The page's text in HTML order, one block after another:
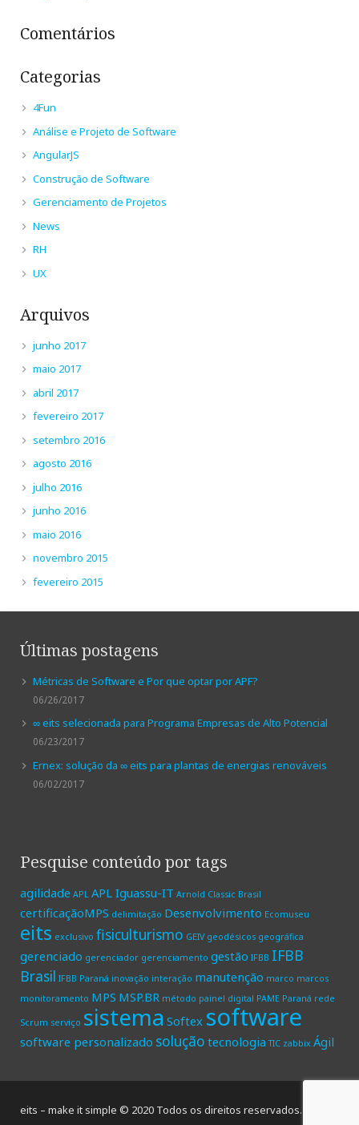
Comentários
Categorias
4Fun
Análise e Projeto de Software
AngularJS
Construção de Software
Gerenciamento de Projetos
News
RH
UX
Arquivos
junho 2017
maio 2017
abril 2017
fevereiro 2017
setembro 2016
agosto 2016
julho 2016
junho 2016
maio 2016
novembro 2015
fevereiro 2015
Últimas postagens
Métricas de Software e Por que optar por APF?
06/26/2017
∞ eits selecionada para Programa Empresas de Alto Potencial
06/23/2017
Ernex: solução da ∞ eits para plantas de energias renováveis
06/02/2017
Pesquise conteúdo por tags
agilidade APL APL Iguassu-IT Arnold Classic Brasil
certificaçãoMPS delimitação Desenvolvimento Ecomuseu
eits exclusivo fisiculturismo GEIV geodésicos geográfica
gerenciado gerenciador gerenciamento gestão IFBB IFBB
Brasil IFBB Paraná inovação interação manutenção marco marcos
monitoramento MPS MSP.BR método painel digital PAME Paraná rede
Scrum serviço sistema Softex software
software personalizado solução tecnologia TIC zabbix Ágil
eits – make it simple © 2020 Todos os direitos reservados.